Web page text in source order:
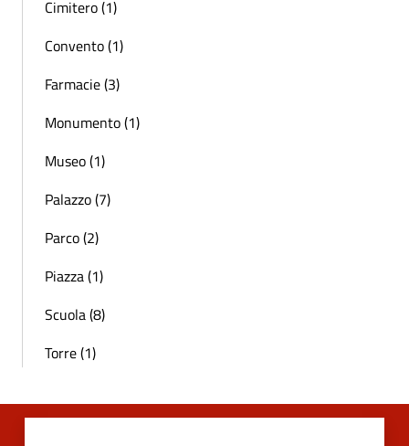
Cimitero (1)
Convento (1)
Farmacie (3)
Monumento (1)
Museo (1)
Palazzo (7)
Parco (2)
Piazza (1)
Scuola (8)
Torre (1)